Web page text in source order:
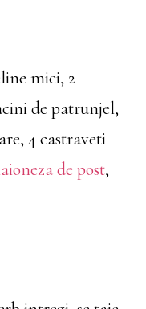
mici, 2
de patrunjel,
4 castraveti
de post,